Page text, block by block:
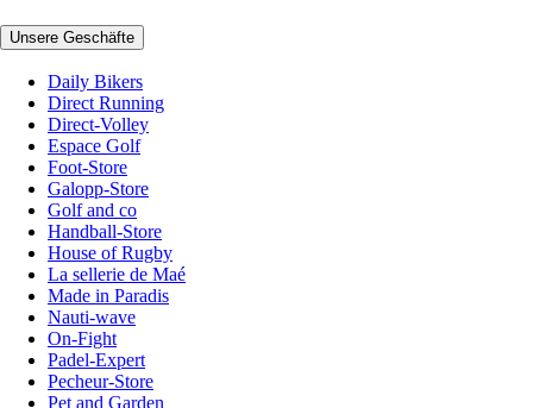
Unsere Geschäfte
Daily Bikers
Direct Running
Direct-Volley
Espace Golf
Foot-Store
Galopp-Store
Golf and co
Handball-Store
House of Rugby
La sellerie de Maé
Made in Paradis
Nauti-wave
On-Fight
Padel-Expert
Pecheur-Store
Pet and Garden